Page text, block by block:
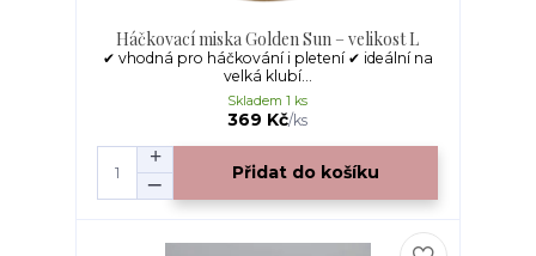
Háčkovací miska Golden Sun – velikost L
✔ vhodná pro háčkování i pletení ✔ ideální na
velká klubí...
369 Kč/ks
Skladem 1 ks
Přidat do košíku